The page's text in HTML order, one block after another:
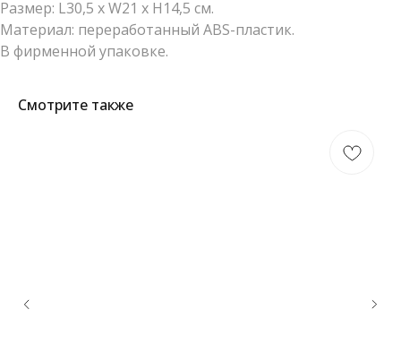
Размер: L30,5 х W21 х H14,5 см.
Материал: переработанный ABS-пластик.
В фирменной упаковке.
Смотрите также